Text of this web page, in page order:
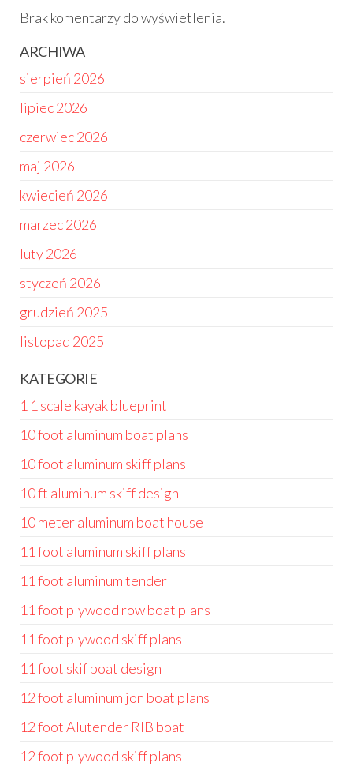
Brak komentarzy do wyświetlenia.
ARCHIWA
sierpień 2026
lipiec 2026
czerwiec 2026
maj 2026
kwiecień 2026
marzec 2026
luty 2026
styczeń 2026
grudzień 2025
listopad 2025
KATEGORIE
1 1 scale kayak blueprint
10 foot aluminum boat plans
10 foot aluminum skiff plans
10 ft aluminum skiff design
10 meter aluminum boat house
11 foot aluminum skiff plans
11 foot aluminum tender
11 foot plywood row boat plans
11 foot plywood skiff plans
11 foot skif boat design
12 foot aluminum jon boat plans
12 foot Alutender RIB boat
12 foot plywood skiff plans